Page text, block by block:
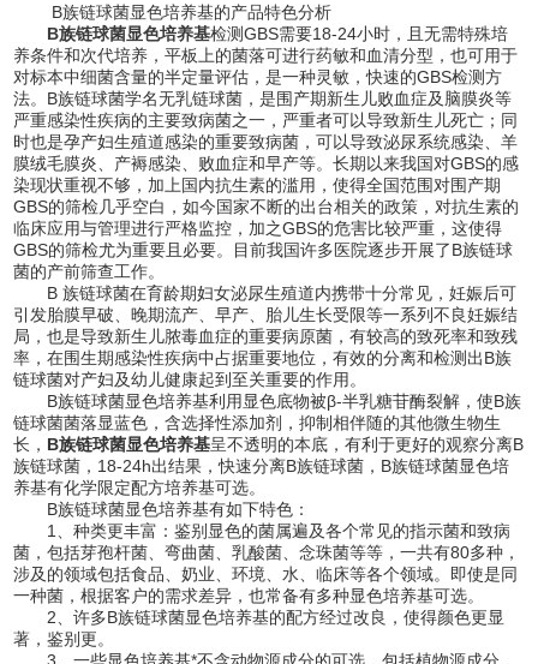
B族链球菌显色培养基的产品特色分析
B族链球菌显色培养基检测GBS需要18-24小时，且无需特殊培
养条件和次代培养，平板上的菌落可进行药敏和血清分型，也可用于
对标本中细菌含量的半定量评估，是一种灵敏，快速的GBS检测方
法。B族链球菌学名无乳链球菌，是围产期新生儿败血症及脑膜炎等
严重感染性疾病的主要致病菌之一，严重者可以导致新生儿死亡；同
时也是孕产妇生殖道感染的重要致病菌，可以导致泌尿系统感染、羊
膜绒毛膜炎、产褥感染、败血症和早产等。长期以来我国对GBS的感
染现状重视不够，加上国内抗生素的滥用，使得全国范围对围产期
GBS的筛检几乎空白，如今国家不断的出台相关的政策，对抗生素的
临床应用与管理进行严格监控，加之GBS的危害比较严重，这使得
GBS的筛检尤为重要且必要。目前我国许多医院逐步开展了B族链球
菌的产前筛查工作。
B 族链球菌在育龄期妇女泌尿生殖道内携带十分常见，妊娠后可
引发胎膜早破、晚期流产、早产、胎儿生长受限等一系列不良妊娠结
局，也是导致新生儿脓毒血症的重要病原菌，有较高的致死率和致残
率，在围生期感染性疾病中占据重要地位，有效的分离和检测出B族
链球菌对产妇及幼儿健康起到至关重要的作用。
B族链球菌显色培养基利用显色底物被β-半乳糖苷酶裂解，使B族
链球菌菌落显蓝色，含选择性添加剂，抑制相伴随的其他微生物生
长， B族链球菌显色培养基呈不透明的本底，有利于更好的观察分离B
族链球菌，18-24h出结果，快速分离B族链球菌，B族链球菌显色培
养基有化学限定配方培养基可选。
B族链球菌显色培养基有如下特色：
1、种类更丰富：鉴别显色的菌属遍及各个常见的指示菌和致病
菌，包括芽孢杆菌、弯曲菌、乳酸菌、念珠菌等等，一共有80多种，
涉及的领域包括食品、奶业、环境、水、临床等各个领域。即使是同
一种菌，根据客户的需求差异，也常备有多种显色培养基可选。
2、许多B族链球菌显色培养基的配方经过改良，使得颜色更显
著，鉴别更。
3、一些显色培养基*不含动物源成分的可选，包括植物源成分，